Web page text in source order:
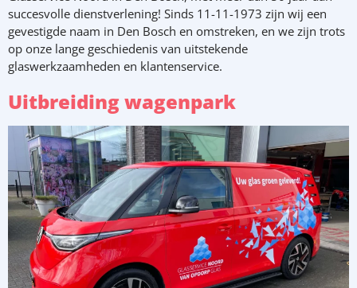
succesvolle dienstverlening! Sinds 11-11-1973 zijn wij een
gevestigde naam in Den Bosch en omstreken, en we zijn trots
op onze lange geschiedenis van uitstekende
glaswerkzaamheden en klantenservice.
Uitbreiding wagenpark